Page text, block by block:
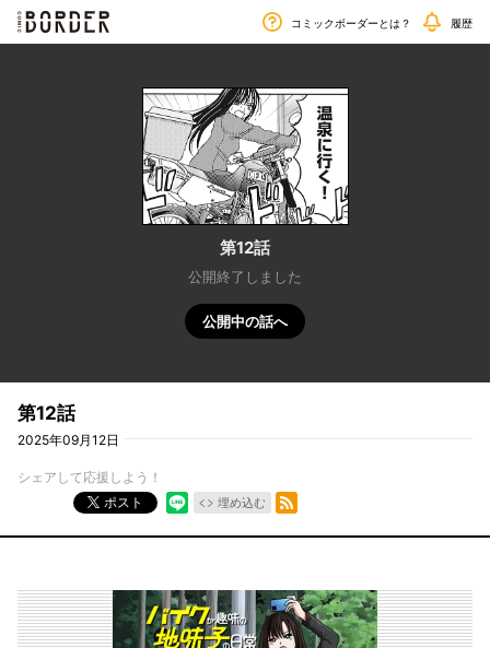
border
毎週金曜日更新!! コミックボーダーとは？ 履歴
第12話
公開終了しました
公開中の話へ
第12話
2025年09月12日
シェアして応援しよう！
ポスト
埋め込む
RSSフィード